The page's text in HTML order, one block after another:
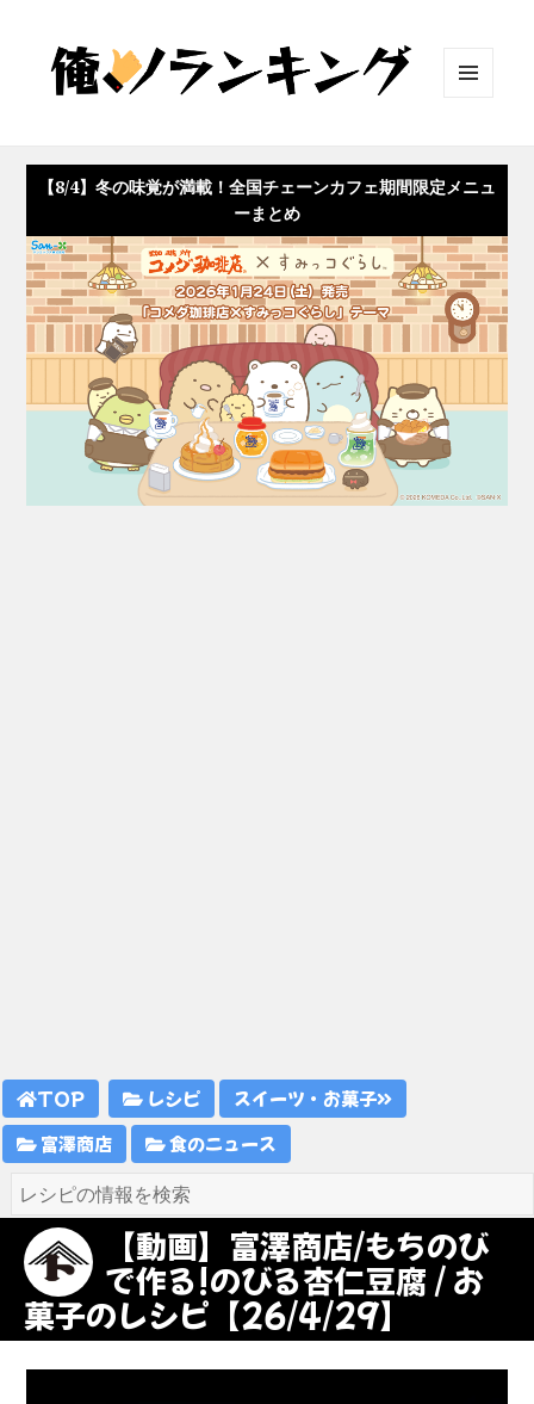
ット
【8/4】冬の味覚が満載！全国チェーンカフェ期間限定メニュ
ーまとめ
TOP レシピ
スイーツ・お菓子
富澤商店
食のニュース
【動画】富澤商店/もちのび
で作る!のびる杏仁豆腐 / お
菓子のレシピ【26/4/29】